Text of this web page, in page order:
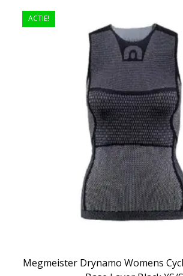
ACTIE!
Megmeister Drynamo Womens